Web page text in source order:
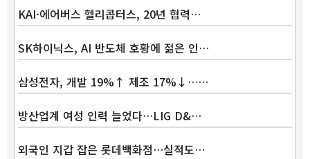
KAI·에어버스 헬리콥터스, 20년 협력…
SK하이닉스, AI 반도체 호황에 젊은 인…
삼성전자, 개발 19%↑ 제조 17%↓……
방산업계 여성 인력 늘었다…LIG D&…
외국인 지갑 잡은 롯데백화점…실적도…